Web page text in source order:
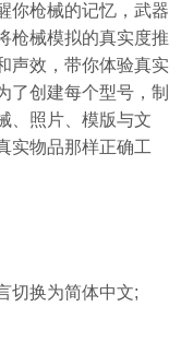
你枪械的记忆，武器
枪械模拟的真实度推
声效，带你体验真实
了创建每个型号，制
、照片、模版与文
实物品那样正确工
切换为简体中文;